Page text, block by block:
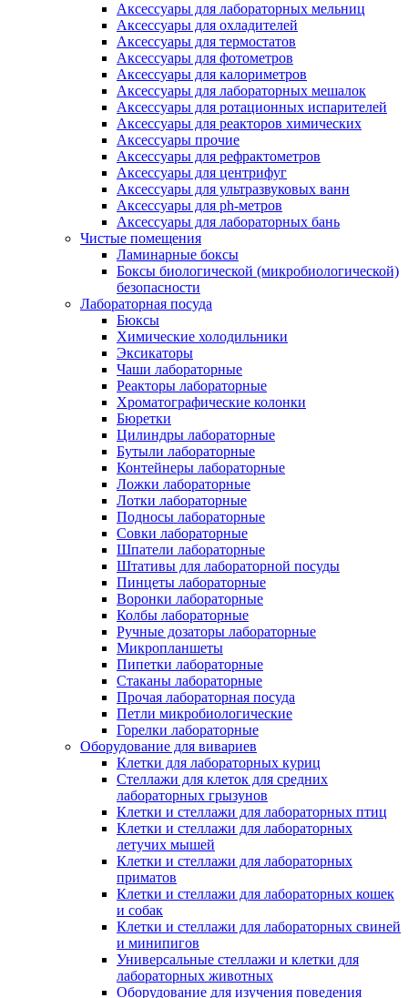
Аксессуары для лабораторных мельниц
Аксессуары для охладителей
Аксессуары для термостатов
Аксессуары для фотометров
Аксессуары для калориметров
Аксессуары для лабораторных мешалок
Аксессуары для ротационных испарителей
Аксессуары для реакторов химических
Аксессуары прочие
Аксессуары для рефрактометров
Аксессуары для центрифуг
Аксессуары для ультразвуковых ванн
Аксессуары для ph-метров
Аксессуары для лабораторных бань
Чистые помещения
Ламинарные боксы
Боксы биологической (микробиологической)
безопасности
Лабораторная посуда
Бюксы
Химические холодильники
Эксикаторы
Чаши лабораторные
Реакторы лабораторные
Хроматографические колонки
Бюретки
Цилиндры лабораторные
Бутыли лабораторные
Контейнеры лабораторные
Ложки лабораторные
Лотки лабораторные
Подносы лабораторные
Совки лабораторные
Шпатели лабораторные
Штативы для лабораторной посуды
Пинцеты лабораторные
Воронки лабораторные
Колбы лабораторные
Ручные дозаторы лабораторные
Микропланшеты
Пипетки лабораторные
Стаканы лабораторные
Прочая лабораторная посуда
Петли микробиологические
Горелки лабораторные
Оборудование для вивариев
Клетки для лабораторных куриц
Стеллажи для клеток для средних
лабораторных грызунов
Клетки и стеллажи для лабораторных птиц
Клетки и стеллажи для лабораторных
летучих мышей
Клетки и стеллажи для лабораторных
приматов
Клетки и стеллажи для лабораторных кошек
и собак
Клетки и стеллажи для лабораторных свиней
и минипигов
Универсальные стеллажи и клетки для
лабораторных животных
Оборудование для изучения поведения